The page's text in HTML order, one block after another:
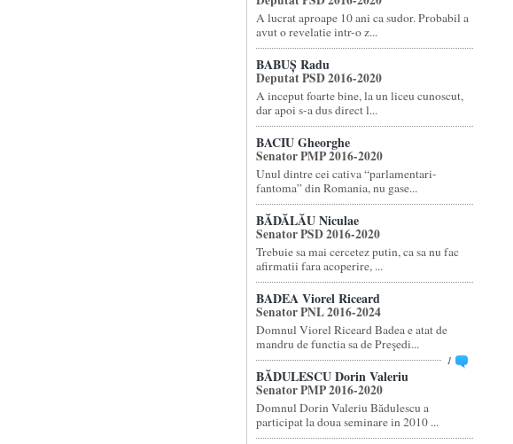
A lucrat aproape 10 ani ca sudor. Probabil a
avut o revelatie intr-o z...
BABUȘ Radu
Deputat PSD 2016-2020
A inceput foarte bine, la un liceu cunoscut,
dar apoi s-a dus direct l...
BACIU Gheorghe
Senator PMP 2016-2020
Unul dintre cei cativa “parlamentari-
fantoma” din Romania, nu gase...
BĂDĂLĂU Niculae
Senator PSD 2016-2020
Trebuie sa mai cercetez putin, ca sa nu fac
afirmatii fara acoperire, ...
BADEA Viorel Riceard
Senator PNL 2016-2024
Domnul Viorel Riceard Badea e atat de
mandru de functia sa de Preşedi...
1
BĂDULESCU Dorin Valeriu
Senator PMP 2016-2020
Domnul Dorin Valeriu Bădulescu a
participat la doua seminare in 2010 ...